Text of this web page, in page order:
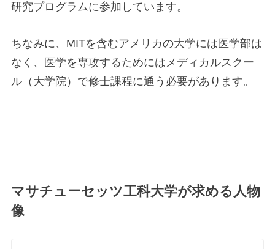
研究プログラムに参加しています。
ちなみに、MITを含むアメリカの大学には医学部は
なく、医学を専攻するためにはメディカルスクー
ル（大学院）で修士課程に通う必要があります。
マサチューセッツ工科大学が求める人物
像